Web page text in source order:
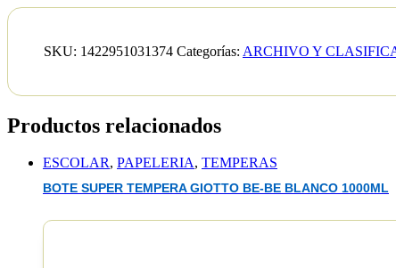
SKU: 1422951031374 Categorías: ARCHIVO Y
Productos relacionados
ESCOLAR, PAPELERIA, TEMPERAS
BOTE SUPER TEMPERA GIOTTO BE-BE BLANCO 1000ML